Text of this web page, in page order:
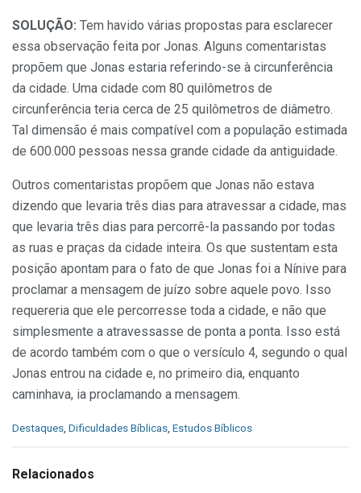
SOLUÇÃO: Tem havido várias propostas para esclarecer
essa observação feita por Jonas. Alguns comentaristas
propõem que Jonas estaria referindo-se à circunferência
da cidade. Uma cidade com 80 quilômetros de
circunferência teria cerca de 25 quilômetros de diâmetro.
Tal dimensão é mais compatível com a população estimada
de 600.000 pessoas nessa grande cidade da antiguidade.
Outros comentaristas propõem que Jonas não estava
dizendo que levaria três dias para atravessar a cidade, mas
que levaria três dias para percorrê-la passando por todas
as ruas e praças da cidade inteira. Os que sustentam esta
posição apontam para o fato de que Jonas foi a Nínive para
proclamar a mensagem de juízo sobre aquele povo. Isso
requereria que ele percorresse toda a cidade, e não que
simplesmente a atravessasse de ponta a ponta. Isso está
de acordo também com o que o versículo 4, segundo o qual
Jonas entrou na cidade e, no primeiro dia, enquanto
caminhava, ia proclamando a mensagem.
C
e
Destaques Dificuldades Bíblicas Estudos Bíblicos
Relacionados